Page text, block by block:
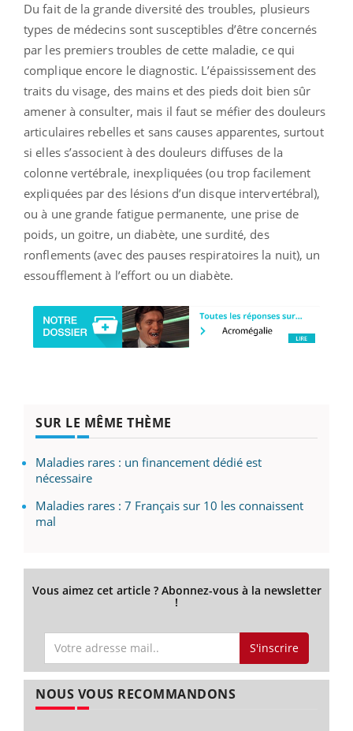
Du fait de la grande diversité des troubles, plusieurs
types de médecins sont susceptibles d’être concernés
par les premiers troubles de cette maladie, ce qui
complique encore le diagnostic. L’épaississement des
traits du visage, des mains et des pieds doit bien sûr
amener à consulter, mais il faut se méfier des douleurs
articulaires rebelles et sans causes apparentes, surtout
si elles s’associent à des douleurs diffuses de la
colonne vertébrale, inexpliquées (ou trop facilement
expliquées par des lésions d’un disque intervertébral),
ou à une grande fatigue permanente, une prise de
poids, un goitre, un diabète, une surdité, des
ronflements (avec des pauses respiratoires la nuit), un
essoufflement à l’effort ou un diabète.
SUR LE MÊME THÈME
Maladies rares : un financement dédié est
nécessaire
Maladies rares : 7 Français sur 10 les connaissent
mal
Vous aimez cet article ? Abonnez-vous à la newsletter
!
S'inscrire
NOUS VOUS RECOMMANDONS